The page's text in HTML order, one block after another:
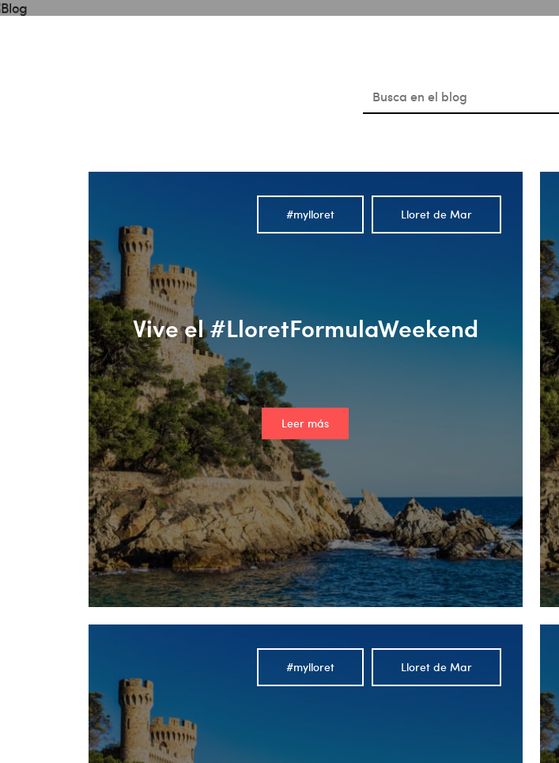
Blog
Esto es un campo de búsqueda
Vive el #LloretFormulaWeekend
Leer más
Lloret de Mar
#mylloret
Lloret de Mar
#mylloret